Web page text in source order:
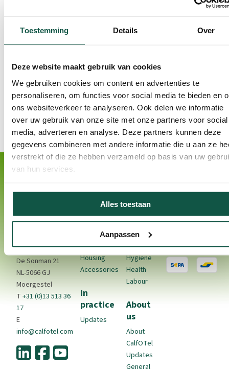
Toestemming Details Over
Deze website maakt gebruik van cookies
We gebruiken cookies om content en advertenties te
personaliseren, om functies voor social media te bieden en
ons websiteverkeer te analyseren. Ook delen we informatie
over uw gebruik van onze site met onze partners voor social
media, adverteren en analyse. Deze partners kunnen deze
gegevens combineren met andere informatie die u aan ze
verstrekt of die ze hebben verzameld op basis van uw
van hun services.
Alles toestaan
Aanpassen
Subscribe to our Newsletter!
CalfOTel is a
BV.
De Sonman 21
NL-5066 GJ
Moergestel
T+31 (0)13 513 36
17
E
info@calfotel.com
Products
Indoor
Housing
Outdoor
Housing
Accessories
In
practice
Updates
Calf
Rearing
Calf
Housing
Hygiene
Health
Labour
About
us
About
CalfOTel
Updates
General